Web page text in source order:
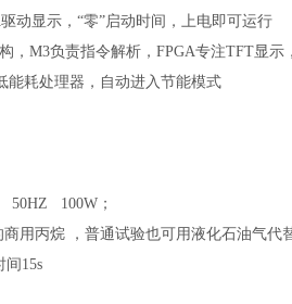
显示，“零”启动时间，上电即可运行
负责指令解析，FPGA专注TFT显示
处理器，自动进入节能模式
50HZ 100W；
用丙烷 ，普通试验也可用液化石油气代
间15s